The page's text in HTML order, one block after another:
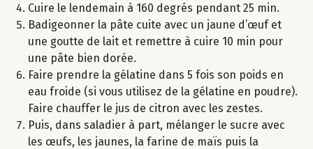
Cuire le lendemain à 160 degrés pendant 25 min.
Badigeonner la pâte cuite avec un jaune d’œuf et
une goutte de lait et remettre à cuire 10 min pour
une pâte bien dorée.
Faire prendre la gélatine dans 5 fois son poids en
eau froide (si vous utilisez de la gélatine en poudre).
Faire chauffer le jus de citron avec les zestes.
Puis, dans saladier à part, mélanger le sucre avec
les œufs, les jaunes, la farine de maïs puis la